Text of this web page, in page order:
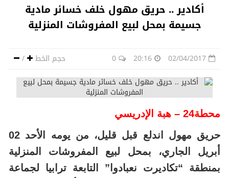
أكادير .. حريق مهول خلف خسائر مادية
جسيمة بمحل لبيع المفروشات المنزلية
حجم الخط / 02/04/2017
20:16
0
محطة24 – هبة الإدريسي
حريق مهول اندلع قبل قليل، من يومه الأحد 02
أبريل الجاري، بمحل لبيع المفروشات المنزلية
بمنطقة “تكاديرت نعبادوا” التابعة ترابيا لجماعة